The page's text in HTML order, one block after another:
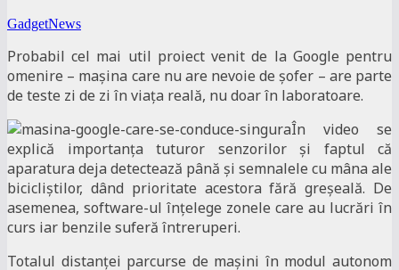
GadgetNews
Probabil cel mai util proiect venit de la Google pentru
omenire – mașina care nu are nevoie de șofer – are parte
de teste zi de zi în viața reală, nu doar în laboratoare.
În video se
explică importanța tuturor senzorilor și faptul că
aparatura deja detectează până și semnalele cu mâna ale
bicicliștilor, dând prioritate acestora fără greșeală. De
asemenea, software-ul înțelege zonele care au lucrări în
curs iar benzile suferă întreruperi.
Totalul distanței parcurse de mașini în modul autonom